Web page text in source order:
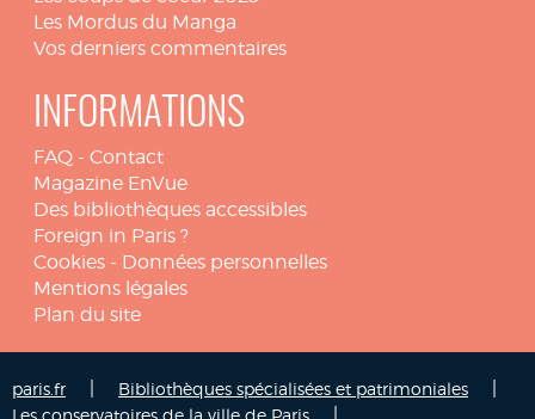
Les Mordus du Manga
Vos derniers commentaires
INFORMATIONS
FAQ - Contact
Magazine EnVue
Des bibliothèques accessibles
Foreign in Paris ?
Cookies - Données personnelles
Mentions légales
Plan du site
paris.fr Bibliothèques spécialisées et patrimoniales
Les conservatoires de la ville de Paris